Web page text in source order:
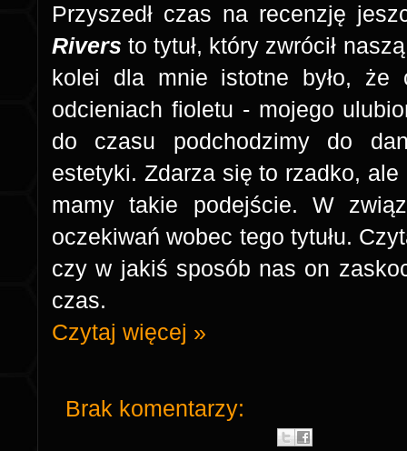
Przyszedł czas na recenzję
Rivers to tytuł, który zwrócił
kolei dla mnie istotne było, że
odcieniach fioletu - mojego
do czasu podchodzimy do
estetyki. Zdarza się to rzadko,
mamy takie podejście. W
oczekiwań wobec tego tytułu.
czy w jakiś sposób nas on
czas.
Czytaj więcej »
Brak komentarzy: